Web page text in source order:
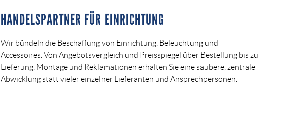
HANDELSPARTNER FÜR EINRICHTUNG
Wir bündeln die Beschaffung von Einrichtung, Beleuchtung und
Accessoires. Von Angebotsvergleich und Preisspiegel über Bestellung bis zu
Lieferung, Montage und Reklamationen erhalten Sie eine saubere, zentrale
Abwicklung statt vieler einzelner Lieferanten und Ansprechpersonen.